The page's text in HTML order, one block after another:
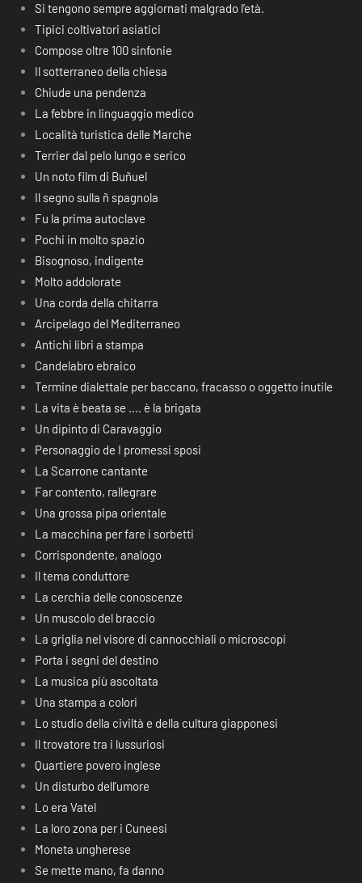
Si tengono sempre aggiornati malgrado l’età.
Tipici coltivatori asiatici
Compose oltre 100 sinfonie
Il sotterraneo della chiesa
Chiude una pendenza
La febbre in linguaggio medico
Località turistica delle Marche
Terrier dal pelo lungo e serico
Un noto film di Buñuel
Il segno sulla ñ spagnola
Fu la prima autoclave
Pochi in molto spazio
Bisognoso, indigente
Molto addolorate
Una corda della chitarra
Arcipelago del Mediterraneo
Antichi libri a stampa
Candelabro ebraico
Termine dialettale per baccano, fracasso o oggetto inutile
La vita è beata se …. è la brigata
Un dipinto di Caravaggio
Personaggio de I promessi sposi
La Scarrone cantante
Far contento, rallegrare
Una grossa pipa orientale
La macchina per fare i sorbetti
Corrispondente, analogo
Il tema conduttore
La cerchia delle conoscenze
Un muscolo del braccio
La griglia nel visore di cannocchiali o microscopi
Porta i segni del destino
La musica più ascoltata
Una stampa a colori
Lo studio della civiltà e della cultura giapponesi
Il trovatore tra i lussuriosi
Quartiere povero inglese
Un disturbo dell’umore
Lo era Vatel
La loro zona per i Cuneesi
Moneta ungherese
Se mette mano, fa danno